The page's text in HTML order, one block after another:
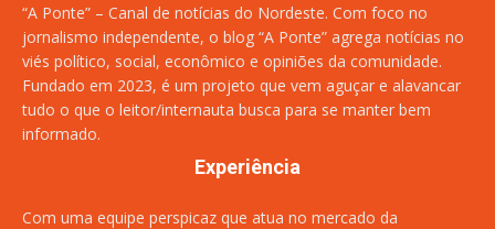
“A Ponte” – Canal de notícias do Nordeste. Com foco no
jornalismo independente, o blog “A Ponte” agrega notícias no
viés político, social, econômico e opiniões da comunidade.
Fundado em 2023, é um projeto que vem aguçar e alavancar
tudo o que o leitor/internauta busca para se manter bem
informado.
Experiência
Com uma equipe perspicaz que atua no mercado da